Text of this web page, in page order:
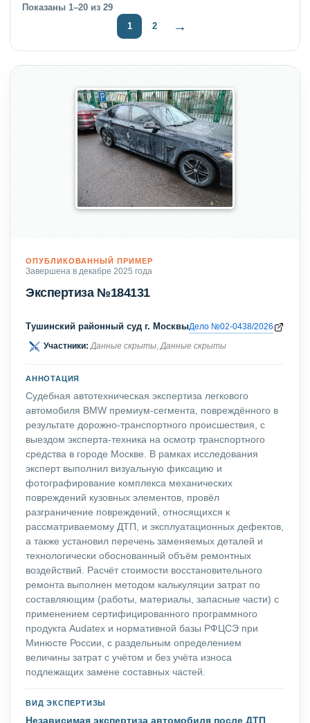
Показаны 1–20 из 29
1
2 →
ОПУБЛИКОВАННЫЙ ПРИМЕР
Завершена в декабре 2025 года
Экспертиза №184131
Тушинский районный суд г. МосквыДело №02-0438/2026
Участники: Данные скрыты,Данные скрыты
АННОТАЦИЯ
Судебная автотехническая экспертиза легкового
автомобиля BMW премиум-сегмента, повреждённого в
результате дорожно-транспортного происшествия, с
выездом эксперта-техника на осмотр транспортного
средства в городе Москве. В рамках исследования
эксперт выполнил визуальную фиксацию и
фотографирование комплекса механических
повреждений кузовных элементов, провёл
разграничение повреждений, относящихся к
рассматриваемому ДТП, и эксплуатационных дефектов,
а также установил перечень заменяемых деталей и
технологически обоснованный объём ремонтных
воздействий. Расчёт стоимости восстановительного
ремонта выполнен методом калькуляции затрат по
составляющим (работы, материалы, запасные части) с
применением сертифицированного программного
продукта Audatex и нормативной базы РФЦСЭ при
Минюсте России, с раздельным определением
величины затрат с учётом и без учёта износа
подлежащих замене составных частей.
ВИД ЭКСПЕРТИЗЫ
Независимая экспертиза автомобиля после ДТП